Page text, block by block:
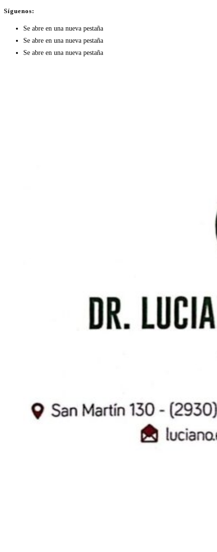
Síguenos:
Se abre en una nueva pestaña
Se abre en una nueva pestaña
Se abre en una nueva pestaña